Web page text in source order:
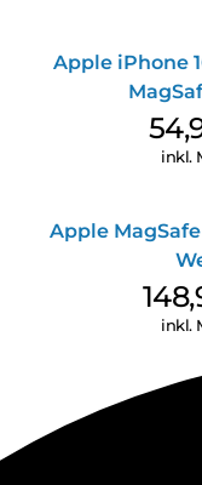
Apple iPhone
inkl.
Apple
inkl.